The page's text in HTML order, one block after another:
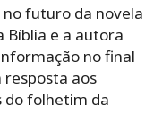
no futuro da novela
Bíblia e a autora
no final
aos
do folhetim da